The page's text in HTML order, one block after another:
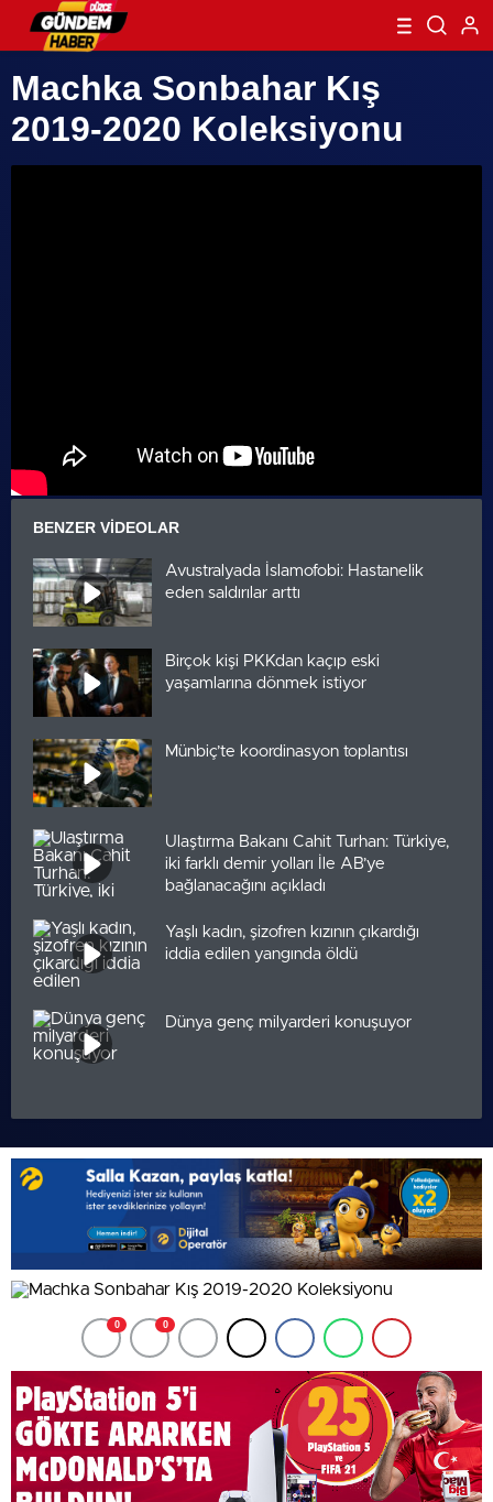
Machka Sonbahar Kış
2019-2020 Koleksiyonu
BENZER VIDEOLAR
Avustralyada İslamofobi: Hastanelik
eden saldırılar arttı
Birçok kişi PKKdan kaçıp eski
yaşamlarına dönmek istiyor
Münbiç’te koordinasyon toplantısı
Ulaştırma Bakanı Cahit Turhan: Türkiye,
iki farklı demir yolları İle AB’ye
bağlanacağını açıkladı
Yaşlı kadın, şizofren kızının çıkardığı
iddia edilen yangında öldü
Dünya genç milyarderi konuşuyor
0 0